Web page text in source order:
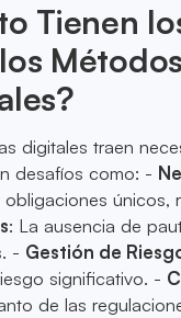
Tienen
digitales traen
desafíos como: -
únicos,
: La ausencia de
- Gestión de
significativo. -
de las